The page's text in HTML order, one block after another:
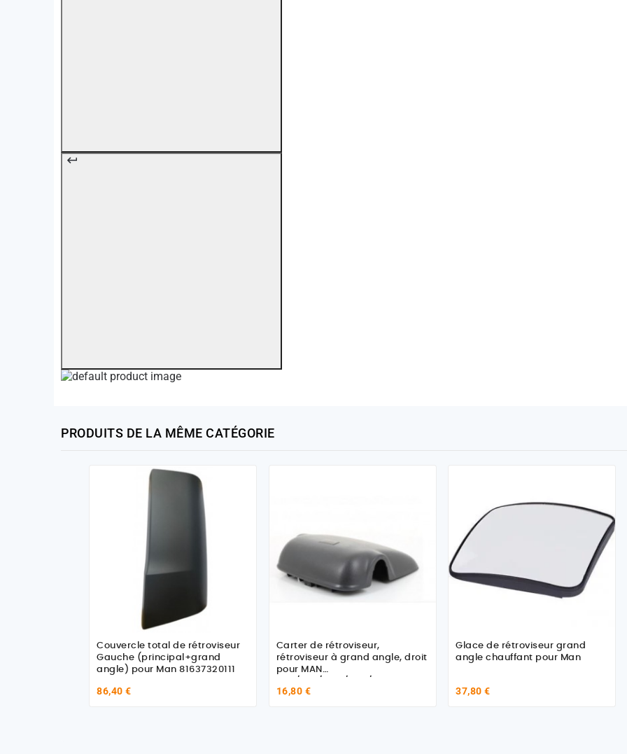
PRODUITS DE LA MÊME CATÉGORIE
Couvercle total de rétroviseur
Gauche (principal+grand
angle) pour Man 81637320111
86,40 €
Carter de rétroviseur,
rétroviseur à grand angle, droit
pour MAN
16,80 €
Glace de rétroviseur grand
angle chauffant pour Man
37,80 €